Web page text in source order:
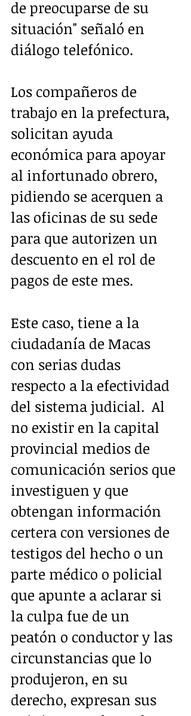
de preocuparse de su
situación" señaló en
diálogo telefónico.
Los compañeros de
trabajo en la prefectura,
solicitan ayuda
económica para apoyar
al infortunado obrero,
pidiendo se acerquen a
las oficinas de su sede
para que autorizen un
descuento en el rol de
pagos de este mes.
Este caso, tiene a la
ciudadanía de Macas
con serias dudas
respecto a la efectividad
del sistema judicial.  Al
no existir en la capital
provincial medios de
comunicación serios que
investiguen y que
obtengan información
certera con versiones de
testigos del hecho o un
parte médico o policial
que apunte a aclarar si
la culpa fue de un
peatón o conductor y las
circunstancias que lo
produjeron, en su
derecho, expresan sus